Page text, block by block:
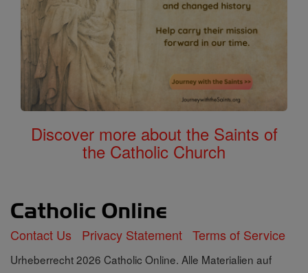
Discover more about the Saints of
the Catholic Church
Contact Us Privacy Statement Terms of Service
Urheberrecht 2026 Catholic Online. Alle Materialien auf